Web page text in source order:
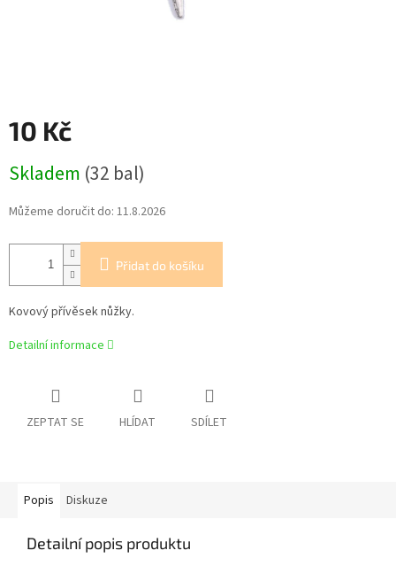
10 Kč
cena:
Skladem (32 bal)
Můžeme doručit do: 11.8.2026
Přidat do košíku
Kovový přívěsek nůžky.
Detailní informace
ZEPTAT SE HLÍDAT SDÍLET
Popis Diskuze
Detailní popis produktu